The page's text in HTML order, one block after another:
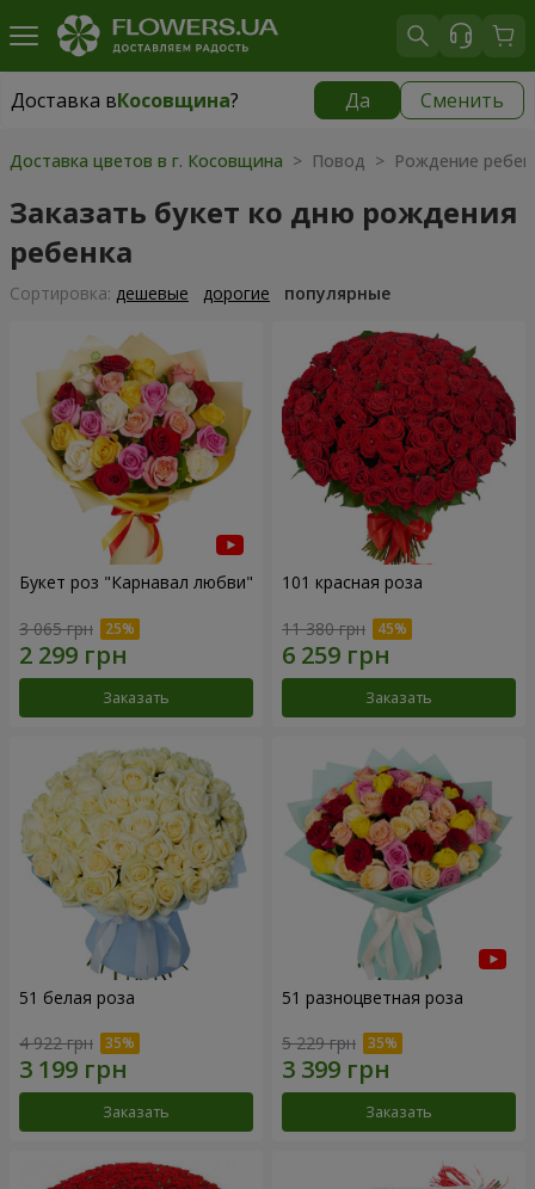
Доставка вКосовщина? Да Сменить
Доставка вКосовщина|
Доставка цветов в г. Косовщина > Повод > Рождение
Заказать букет ко дню рождения
ребенка
Cортировка: дешевые дорогие популярные
Букет роз "Карнавал любви"
3 065 грн
Заказать
101 красная роза
11 380 грн
Заказать
51 белая роза
4 922 грн
Заказать
51 разноцветная роза
5 229 грн
Заказать